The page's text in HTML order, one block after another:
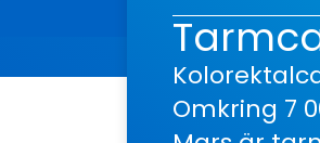
Omkring 7